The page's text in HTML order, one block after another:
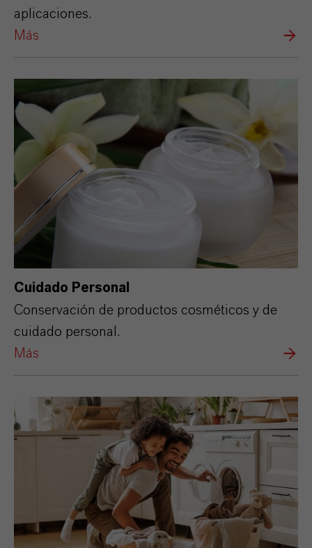
aplicaciones.
Más
Cuidado Personal
Conservación de productos cosméticos y de
cuidado personal.
Más